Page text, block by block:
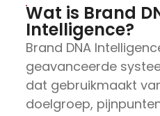
Wat is Brand
Intelligence?
Brand DNA
geavanceerde
dat gebruikmaakt
doelgroep,